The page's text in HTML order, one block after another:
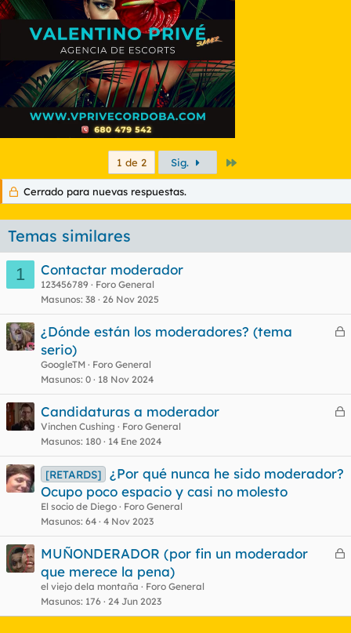
1 de 2 Sig.
Cerrado para nuevas respuestas.
Temas similares
1
Contactar moderador
123456789
Foro General
Masunos 38 26 Nov 2025
C
a
d
¿Dónde están los moderadores? (tema
serio)
GoogleTM
Foro General
Masunos 0 18 Nov 2024
C
r
Candidaturas a moderador
Vinchen Cushing
Foro General
Masunos 180 14 Ene 2024
[RETARDS]
¿Por qué nunca he sido moderador?
Ocupo poco espacio y casi no molesto
El socio de Diego
Foro General
Masunos 64 4 Nov 2023
C
a
MUÑONDERADOR (por fin un moderador
que merece la pena)
el viejo dela montaña
Foro General
Masunos 176 24 Jun 2023